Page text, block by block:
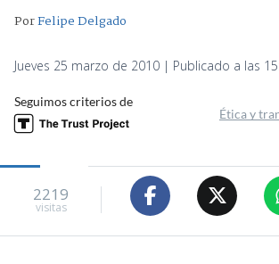
PorFelipe Delgado
Jueves 25 marzo de 2010 | Publicado a las
Seguimos criterios de
Ética y
2219
visitas